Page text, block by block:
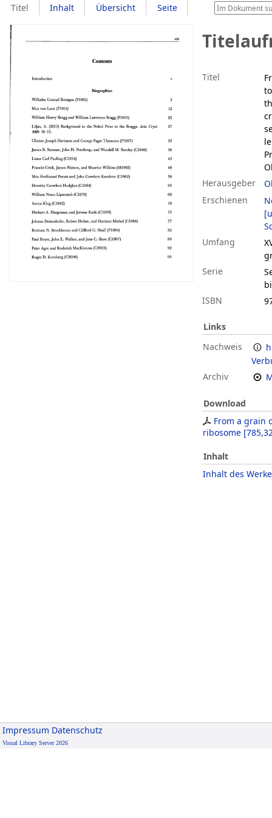
Titel Inhalt Übersicht Seite
Titel
Herausgeber
Erschienen
Umfang
Serie
ISBN
Links
Nachweis
Archiv
Download
From a grain
ribosome [
Inhalt
Inhalt des
Impressum Datenschutz
Visual Library Server 2026